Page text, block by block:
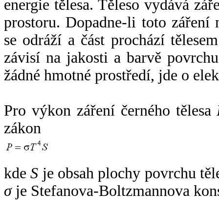
energie tělesa. Těleso vydává
prostoru. Dopadne-li toto záření
se odráží a část prochází
závisí na jakosti a barvě
žádné hmotné prostředí, jde o
Pro výkon záření černého tělesa
zákon
kdeS je obsah plochy povrchu
σje Stefanova-Boltzmannova